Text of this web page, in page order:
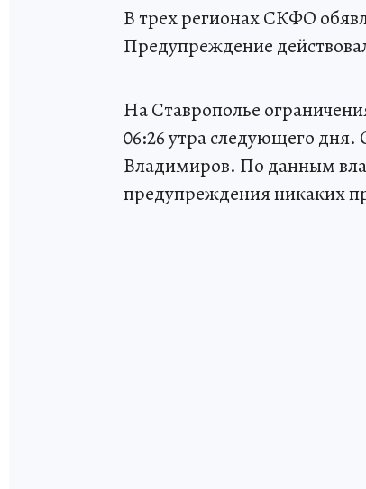
В трех регионах СКФО
Предупреждение
На Ставрополье
06:26 утра следующего
Владимиров. По данным
предупреждения никаких